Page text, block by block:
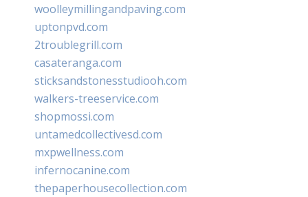
woolleymillingandpaving.com
uptonpvd.com
2troublegrill.com
casateranga.com
sticksandstonesstudiooh.com
walkers-treeservice.com
shopmossi.com
untamedcollectivesd.com
mxpwellness.com
infernocanine.com
thepaperhousecollection.com